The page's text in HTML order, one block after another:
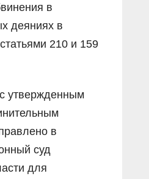
в
деяниях в
210 и 159
утвержденным
в
суд
для